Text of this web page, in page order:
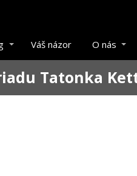
Váš názor O nás
Tatonka